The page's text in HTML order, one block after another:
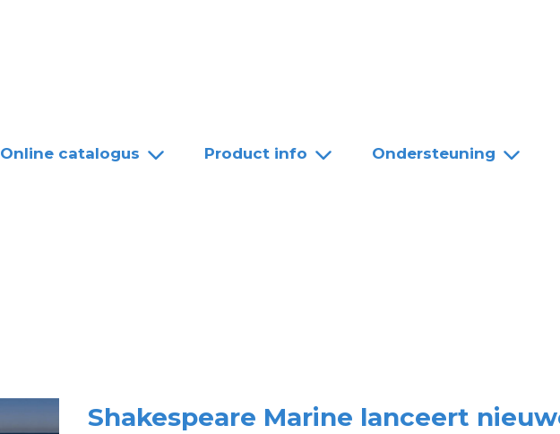
Online catalogus Product info Ondersteuning
Shakespeare Marine lanceert